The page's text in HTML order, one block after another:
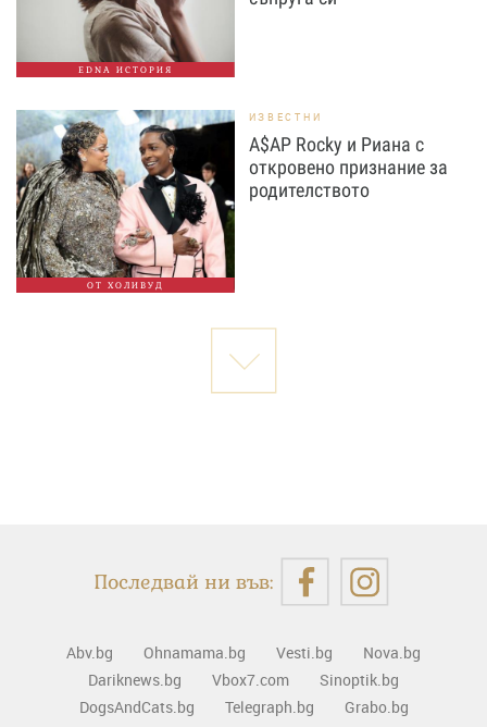
EDNA ИСТОРИЯ
ОТ ХОЛИВУД
ИЗВЕСТНИ
A$AP Rocky и Риана с
откровено признание за
родителството
Последвай ни във:
Abv.bg Ohnamama.bg Vesti.bg
Nova.bg
Dariknews.bg
Vbox7.com
Sinoptik.bg
DogsAndCats.bg
Telegraph.bg
Grabo.bg